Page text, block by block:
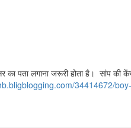
पता लगाना जरूरी होता है। सांप की
34414672/boy-